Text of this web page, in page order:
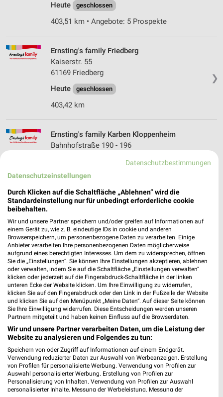
Heute
geschlossen
403,51 km • Angebote: 5 Prospekte
❯
Ernsting's family Friedberg
Kaiserstr. 55
61169 Friedberg
Heute
geschlossen
403,42 km
Ernsting's family Karben Kloppenheim
Bahnhofstraße 190 - 196
Heute geschlossen
410,64 km
Ernsting's family Hainburg
Fasanerie-Arkaden 6
63512 Hainburg
Heute geschlossen
411,56 km
Ernsting's family Mühlheim am Main
Bahnhofstraße 3
Heute geschlossen
414,47 km
Ernsting's family Bad Nauheim
Datenschutzbestimmungen
Datenschutzeinstellungen
Durch Klicken auf die Schaltfläche „Ablehnen“ wird die
Standardeinstellung nur für unbedingt erforderliche cookie
beibehalten.
Wir und unsere Partner speichern und/oder greifen auf Informationen auf
einem Gerät zu, wie z. B. eindeutige IDs in cookie und anderen
Browserspeichern, um personenbezogene Daten zu verarbeiten. Einige
Anbieter verarbeiten Ihre personenbezogenen Daten möglicherweise
aufgrund eines berechtigten Interesses. Um dem zu widersprechen, öffnen
Sie die „Einstellungen“. Sie können Ihre Einstellungen akzeptieren, ablehnen
oder verwalten, indem Sie auf die Schaltfläche „Einstellungen verwalten“
klicken oder jederzeit auf die Fingerabdruck-Schaltfläche in der linken
unteren Ecke der Website klicken. Um Ihre Einwilligung zu widerrufen,
klicken Sie auf den Fingerabdruck oder den Link in der Fußzeile der Website
und klicken Sie auf den Menüpunkt „Meine Daten“. Auf dieser Seite können
Sie Ihre Einwilligung widerrufen. Diese Entscheidungen werden unseren
Partnern mitgeteilt und haben keinen Einfluss auf die Browserdaten.
Wir und unsere Partner verarbeiten Daten, um die Leistung der
Website zu analysieren und Folgendes zu tun:
Speichern von oder Zugriff auf Informationen auf einem Endgerät.
Verwendung reduzierter Daten zur Auswahl von Werbeanzeigen. Erstellung
von Profilen für personalisierte Werbung. Verwendung von Profilen zur
Auswahl personalisierter Werbung. Erstellung von Profilen zur
Personalisierung von Inhalten. Verwendung von Profilen zur Auswahl
personalisierter Inhalte. Messung der Werbeleistung. Messung der